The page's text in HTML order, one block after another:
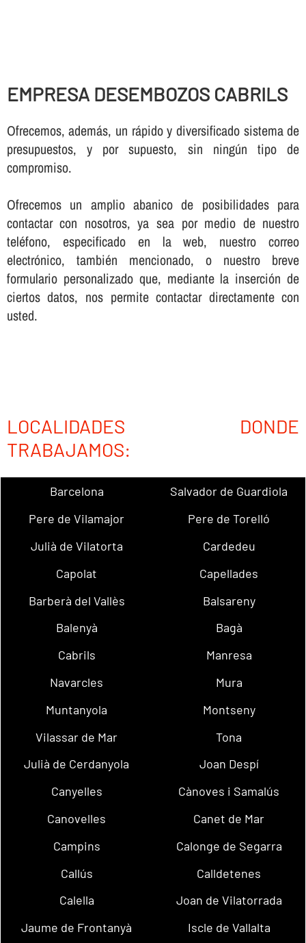
EMPRESA DESEMBOZOS CABRILS
Ofrecemos, además, un rápido y diversificado sistema de
presupuestos, y por supuesto, sin ningún tipo de
compromiso.
Ofrecemos un amplio abanico de posibilidades para
contactar con nosotros, ya sea por medio de nuestro
teléfono, especificado en la web, nuestro correo
electrónico, también mencionado, o nuestro breve
formulario personalizado que, mediante la inserción de
ciertos datos, nos permite contactar directamente con
usted.
LOCALIDADES DONDE
TRABAJAMOS:
Barcelona
Salvador de Guardiola
Pere de Vilamajor
Pere de Torelló
Julià de Vilatorta
Cardedeu
Capolat
Capellades
Barberà del Vallès
Balsareny
Balenyà
Bagà
Cabrils
Manresa
Navarcles
Mura
Muntanyola
Montseny
Vilassar de Mar
Tona
Julià de Cerdanyola
Joan Despí
Canyelles
Cànoves i Samalús
Canovelles
Canet de Mar
Campins
Calonge de Segarra
Callús
Calldetenes
Calella
Joan de Vilatorrada
Jaume de Frontanyà
Iscle de Vallalta